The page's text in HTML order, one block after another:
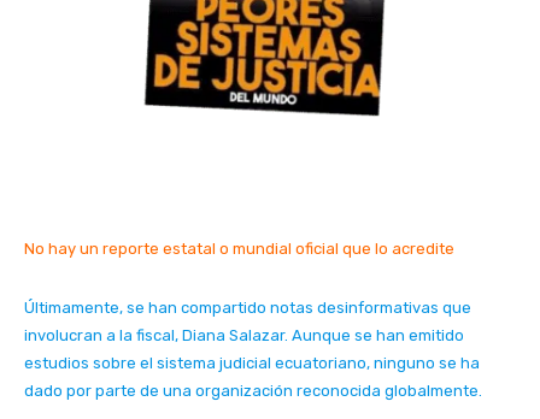
No hay un reporte estatal o mundial oficial que lo acredite
Últimamente, se han compartido notas desinformativas que
involucran a la fiscal, Diana Salazar. Aunque se han emitido
estudios sobre el sistema judicial ecuatoriano, ninguno se ha
dado por parte de una organización reconocida globalmente.